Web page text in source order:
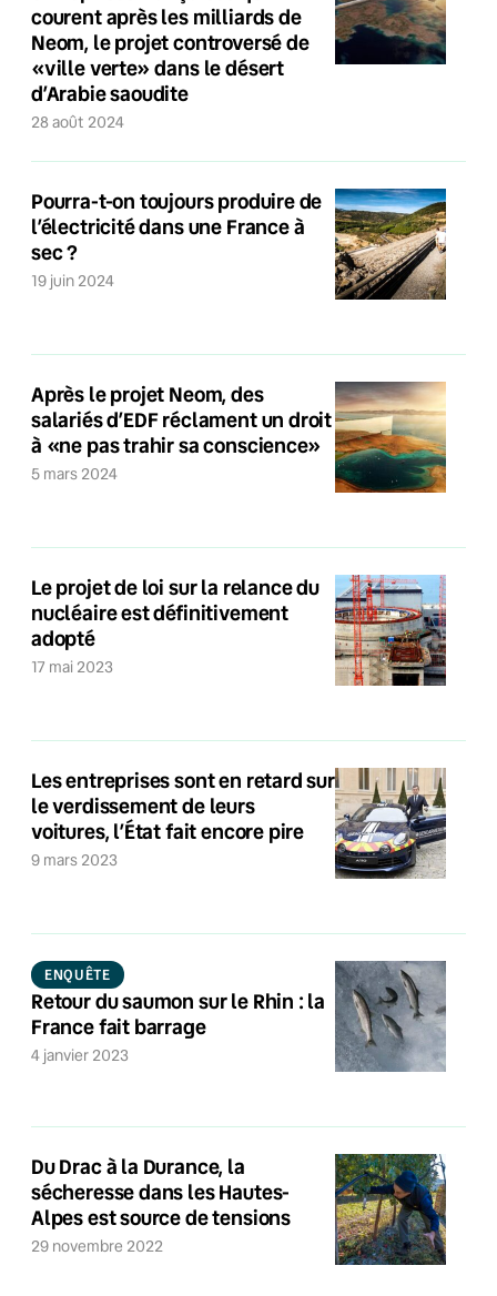
courent après les milliards de
Neom, le projet controversé de
«ville verte» dans le désert
d’Arabie saoudite
28 août 2024
Pourra-t-on toujours produire de
l’électricité dans une France à
sec ?
19 juin 2024
Après le projet Neom, des
salariés d’EDF réclament un droit
à «ne pas trahir sa conscience»
5 mars 2024
Le projet de loi sur la relance du
nucléaire est définitivement
adopté
17 mai 2023
Les entreprises sont en retard sur
le verdissement de leurs
voitures, l’État fait encore pire
9 mars 2023
ENQUÊTE
Retour du saumon sur le Rhin : la
France fait barrage
4 janvier 2023
Du Drac à la Durance, la
sécheresse dans les Hautes-
Alpes est source de tensions
29 novembre 2022